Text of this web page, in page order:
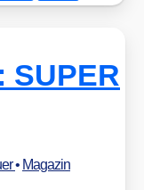
SUPER
• Magazin